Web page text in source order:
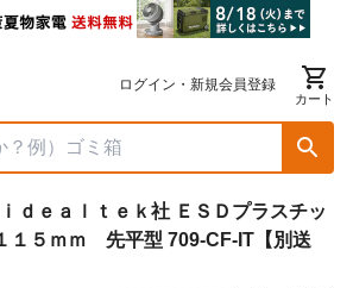
ログイン・新規会員登録
カート
ｄｅａｌｔｅｋ社 ＥＳＤプラスチッ
５ｍｍ 先平型 709-CF-IT【別送